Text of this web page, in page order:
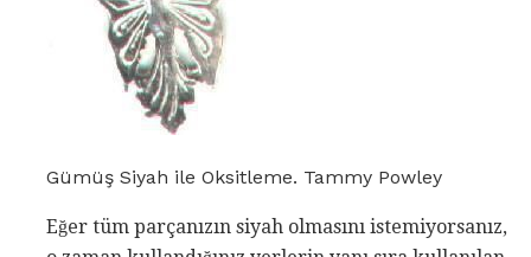
Gümüş Siyah ile Oksitleme. Tammy Powley
Eğer tüm parçanızın siyah olmasını istemiyorsanız,